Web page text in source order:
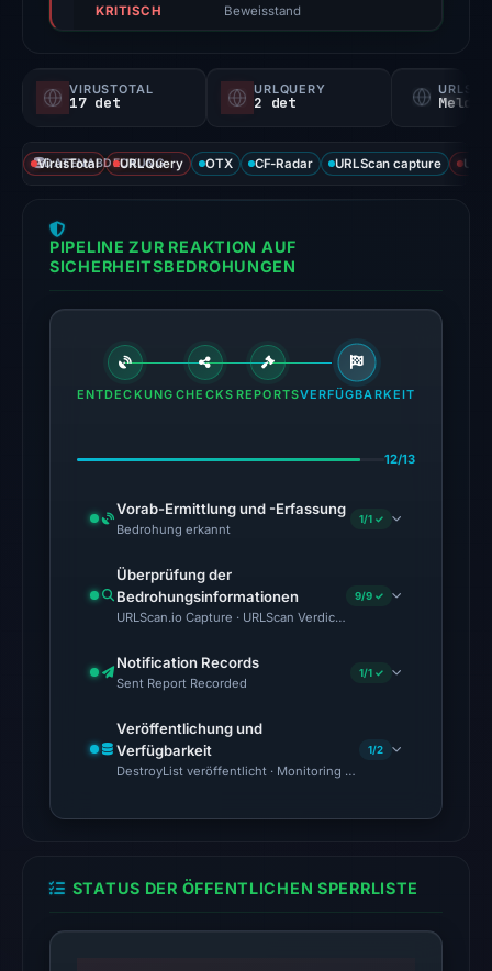
score,
probability).
signals:
91
VirusTotal
engines
the
domain
2026
at
UTC.
The
latest
probe
the
domain
200)
6,
2026
KRITISCH
Beweisstand
VIRUSTOTAL
17 det
URLQUERY
2 det
DATENABDECKUNG
VirusTotal URLQuery OTX CF-Radar URLScan capture
PIPELINE ZUR REAKTION AUF
SICHERHEITSBEDROHUNGEN
ENTDECKUNG CHECKS REPORTSVERFÜGBARKEIT
12/13
Vorab-Ermittlung und -Erfassung
Bedrohung erkannt
1/1 ✓
Überprüfung der
Bedrohungsinformationen
URLScan.io Capture · URLScan Verdict · Cloudflare Radar
9/9 ✓
Notification Records
Sent Report Recorded
1/1 ✓
Veröffentlichung und
Verfügbarkeit
DestroyList veröffentlicht · Monitoring Continues
1/2
STATUS DER ÖFFENTLICHEN SPERRLISTE